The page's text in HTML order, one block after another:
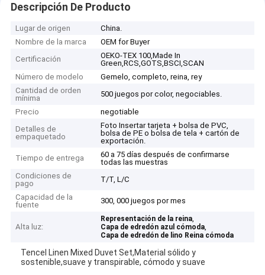
Descripción De Producto
Lugar de origen
China.
Nombre de la marca
OEM for Buyer
Certificación
OEKO-TEX 100,Made In
Green,RCS,GOTS,BSCI,SCAN
Número de modelo
Gemelo, completo, reina, rey
Cantidad de orden
mínima
500 juegos por color, negociables.
Precio
negotiable
Detalles de
empaquetado
Foto Insertar tarjeta + bolsa de PVC,
bolsa de PE o bolsa de tela + cartón de
exportación.
Tiempo de entrega
60 a 75 días después de confirmarse
todas las muestras
Condiciones de
pago
T/T, L/C
Capacidad de la
fuente
300, 000 juegos por mes
Alta luz:
Representación de la reina,
Capa de edredón azul cómoda,
Capa de edredón de lino Reina cómoda
Tencel Linen Mixed Duvet Set,Material sólido y
sostenible,suave y transpirable, cómodo y suave